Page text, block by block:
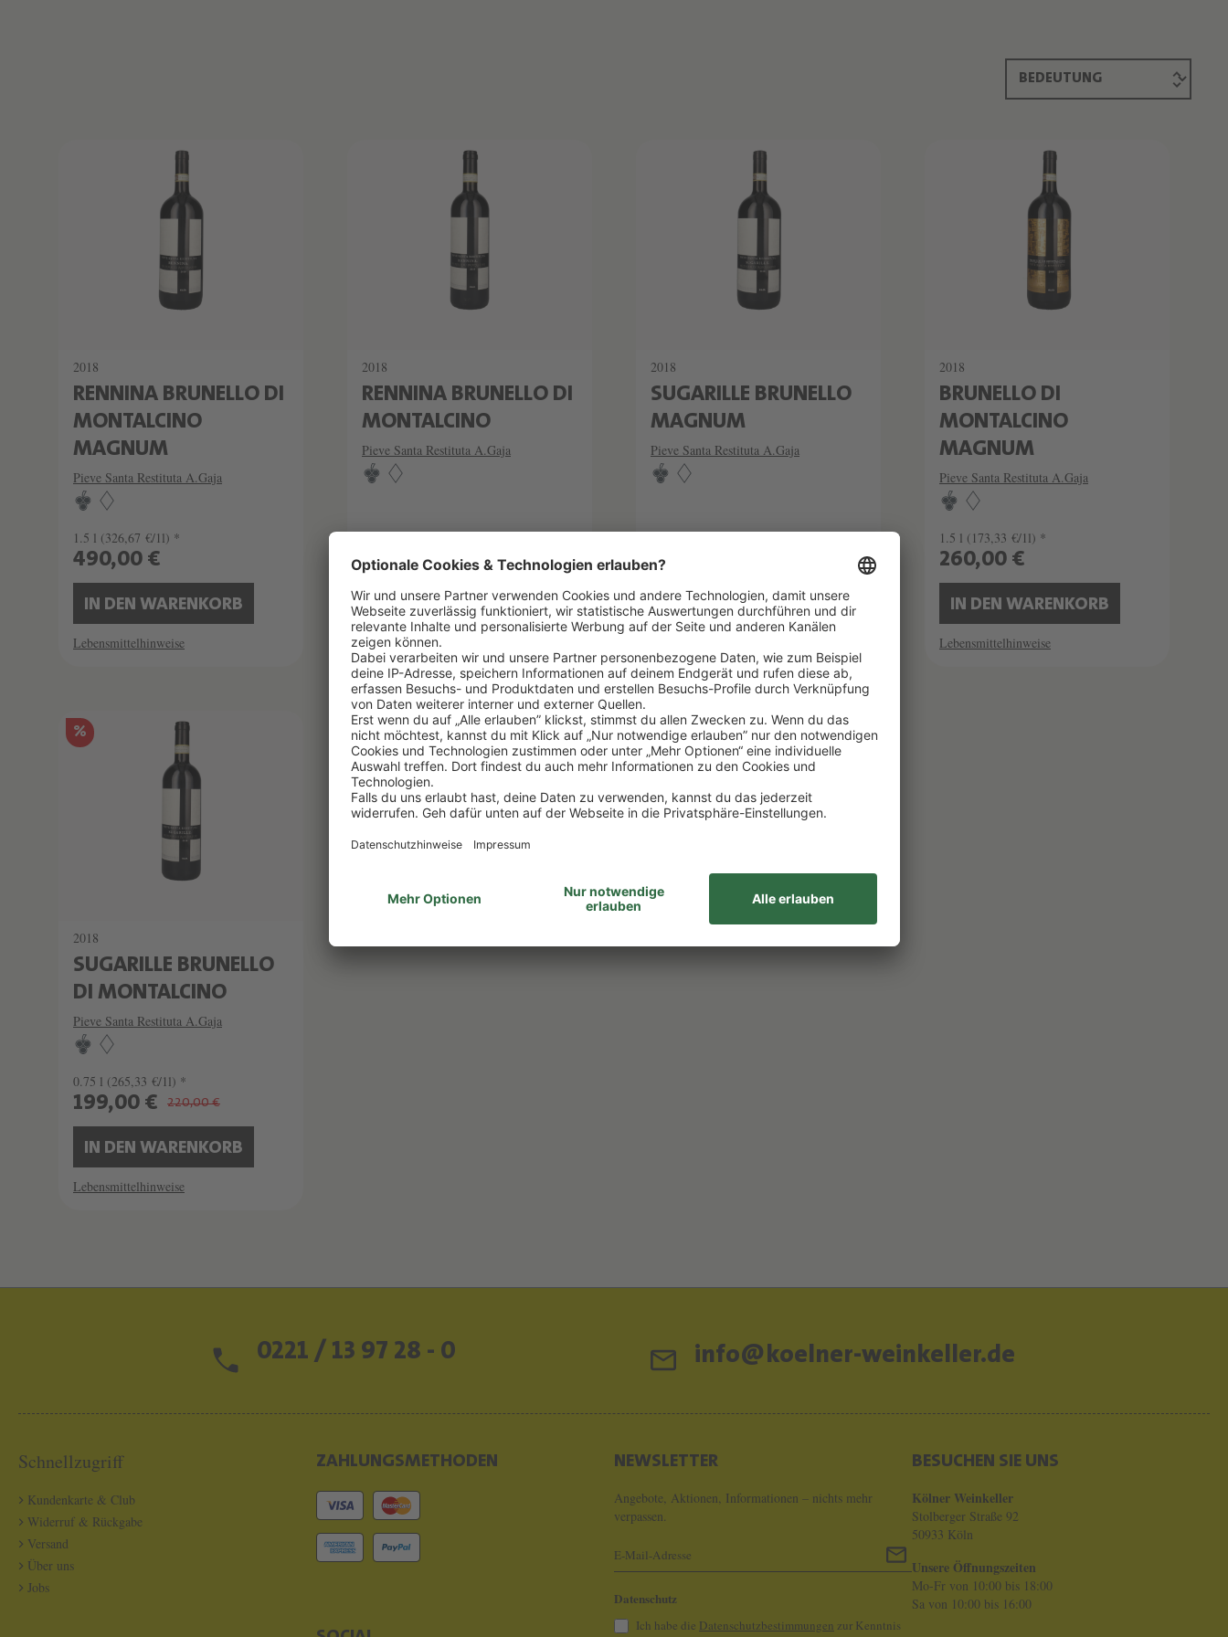
SCHATZKAMMER
2018
RENNINA BRUNELLO DI
MONTALCINO
MAGNUM
Pieve Santa Restituta A.Gaja
1.5 l (326,67 €/1l) *
490,00 €
IN DEN WARENKORB
Lebensmittelhinweise
SCHATZKAMMER
2018
RENNINA BRUNELLO DI
MONTALCINO
Pieve Santa Restituta A.Gaja
0.75 l(265,33 €/1l) *
199,00 €
IN DEN WARENKORB
Lebensmittelhinweise
SCHATZKAMMER
2018
SUGARILLE BRUNELLO
MAGNUM
Pieve Santa Restituta A.Gaja
1.5 l(363,33 €/1l) *
545,00 €
IN DEN WARENKORB
2018
BRUNELLO DI
MONTALCINO
MAGNUM
Pieve Santa Restituta A.Gaja
1.5 l (173,33 €/1l) *
260,00 €
IN DEN WARENKORB
Lebensmittelhinweise
SCHATZKAMMER
LIMITIERT
%
2018
SUGARILLE BRUNELLO
DI MONTALCINO
Pieve Santa Restituta A.Gaja
0.75 l (265,33 €/1l) *
199,00 € 220,00 €
IN DEN WARENKORB
Lebensmittelhinweise
0221 / 13 97 28 - 0 info@koelner-weinkeller.de
Schnellzugriff
Kundenkarte & Club
Widerruf & Rückgabe
Versand
Über uns
Jobs
ZAHLUNGSMETHODEN NEWSLETTER
Angebote, Aktionen, Informationen – nichts mehr
verpassen.
Datenschutz
Ich habe die Datenschutzbestimmungen zur Kenntnis
BESUCHEN SIE UNS
Kölner Weinkeller
Stolberger Straße 92
50933 Köln
Unsere Öffnungszeiten
Mo-Fr von 10:00 bis 18:00
Sa von 10:00 bis 16:00